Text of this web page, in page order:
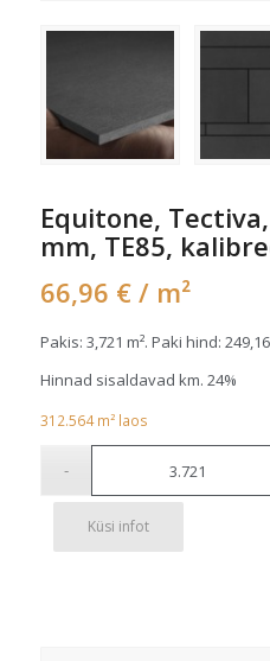
Equitone,
mm, TE85,
66,96 € / m²
Pakis: 3,721 m². Paki hind: 249,16
Hinnad sisaldavad km. 24%
312.564m²laos
Küsi infot